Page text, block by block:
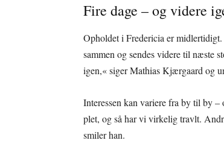
Fire dage – og videre
Opholdet i Fredericia er
sammen og sendes videre til næste
igen,« siger Mathias Kjærgaard og
Interessen kan variere fra by til by
plet, og så har vi virkelig travlt.
smiler han.